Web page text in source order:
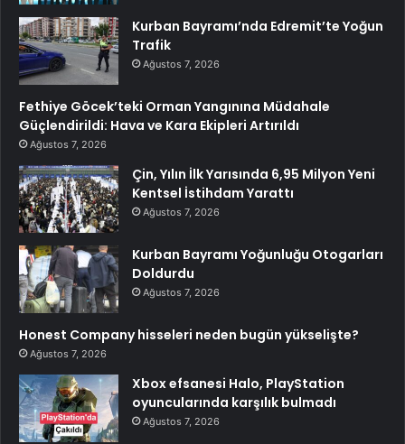
Kurban Bayramı’nda Edremit’te Yoğun
Trafik
Ağustos 7, 2026
Fethiye Göcek’teki Orman Yangınına Müdahale
Güçlendirildi: Hava ve Kara Ekipleri Artırıldı
Ağustos 7, 2026
Çin, Yılın İlk Yarısında 6,95 Milyon Yeni
Kentsel İstihdam Yarattı
Ağustos 7, 2026
Kurban Bayramı Yoğunluğu Otogarları
Doldurdu
Ağustos 7, 2026
Honest Company hisseleri neden bugün yükselişte?
Ağustos 7, 2026
Xbox efsanesi Halo, PlayStation
oyuncularında karşılık bulmadı
Ağustos 7, 2026